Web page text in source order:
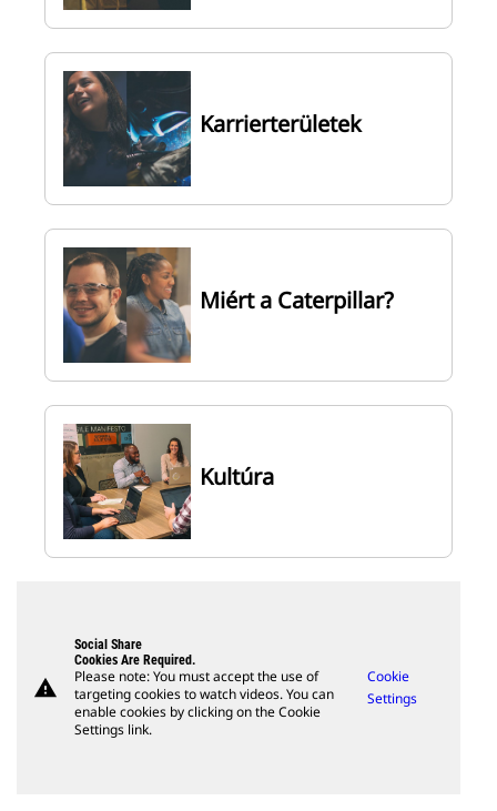
Karrierterületek
Miért a Caterpillar?
Kultúra
warning
Social Share
Cookies Are Required.
Please note: You must accept the use of
targeting cookies to watch videos. You can
enable cookies by clicking on the Cookie
Settings link.
Cookie
Settings